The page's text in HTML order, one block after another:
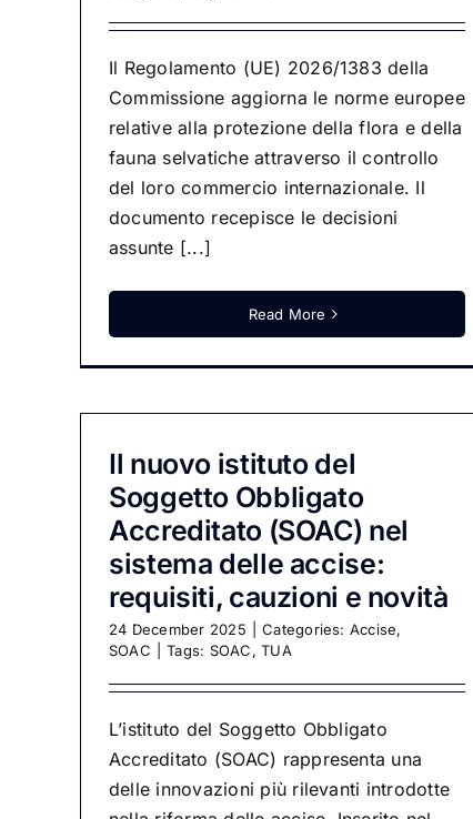
Il Regolamento (UE) 2026/1383 della
Commissione aggiorna le norme europee
relative alla protezione della flora e della
fauna selvatiche attraverso il controllo
del loro commercio internazionale. Il
documento recepisce le decisioni
assunte [...]
Read More
Il nuovo istituto del
Soggetto Obbligato
Accreditato (SOAC) nel
sistema delle accise:
requisiti, cauzioni e novità
24 December 2025 Categories: Accise,
SOAC
Tags: SOAC,TUA
L’istituto del Soggetto Obbligato
Accreditato (SOAC) rappresenta una
delle innovazioni più rilevanti introdotte